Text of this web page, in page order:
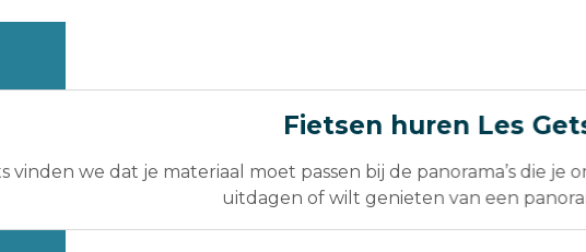
Fietsen huren Les
vinden we dat je materiaal moet passen bij de panorama’s die
uitdagen of wilt genieten van een